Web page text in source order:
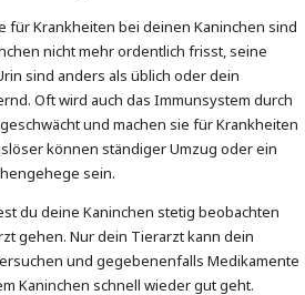
für Krankheiten bei deinen Kaninchen sind
nicht mehr ordentlich frisst, seine
sind anders als üblich oder dein
Oft wird auch das Immunsystem durch
und machen sie für Krankheiten
können ständiger Umzug oder ein
sein.
du deine Kaninchen stetig beobachten
gehen. Nur dein Tierarzt kann dein
und gegebenenfalls Medikamente
Kaninchen schnell wieder gut geht.